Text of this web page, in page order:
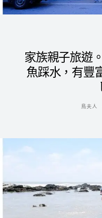
家族親子旅遊
魚踩水，有豐
鳥夫人